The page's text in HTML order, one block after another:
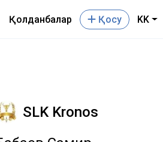
Қолданбалар Қосу KK
SLK Kronos